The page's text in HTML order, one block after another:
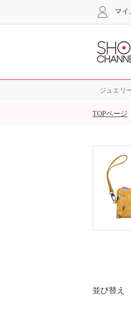
マイ
ジュエリ
SALE
TOPページ
並び替え